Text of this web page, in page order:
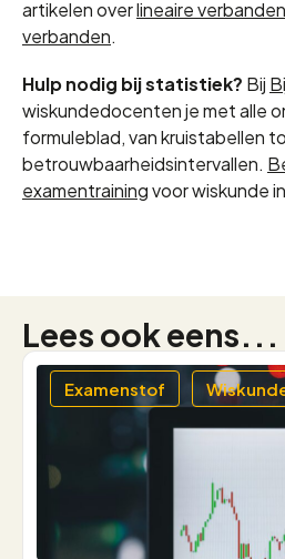
artikelen overlineaire verbanden
verbanden.
Hulp nodig bij statistiek? Bij
wiskundedocenten je met alle
formuleblad, van kruistabellen
betrouwbaarheidsintervallen.
examentrainingvoor wiskunde
Lees ook eens...
Examenstof